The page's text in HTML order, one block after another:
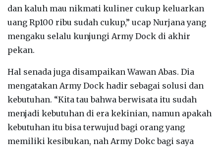
dan kaluh mau nikmati kuliner cukup keluarkan
uang Rp100 ribu sudah cukup,” ucap Nurjana yang
mengaku selalu kunjungi Army Dock di akhir
pekan.
Hal senada juga disampaikan Wawan Abas. Dia
mengatakan Army Dock hadir sebagai solusi dan
kebutuhan. “Kita tau bahwa berwisata itu sudah
menjadi kebutuhan di era kekinian, namun apakah
kebutuhan itu bisa terwujud bagi orang yang
memiliki kesibukan, nah Army Dokc bagi saya